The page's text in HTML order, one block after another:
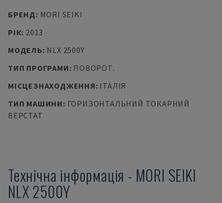
БРЕНД: MORI SEIKI
РІК: 2013
МОДЕЛЬ: NLX 2500Y
ТИП ПРОГРАМИ: ПОВОРОТ.
МІСЦЕЗНАХОДЖЕННЯ: ІТАЛІЯ
ТИП МАШИНИ: ГОРИЗОНТАЛЬНИЙ ТОКАРНИЙ
ВЕРСТАТ
Технічна інформація - MORI SEIKI
NLX 2500Y